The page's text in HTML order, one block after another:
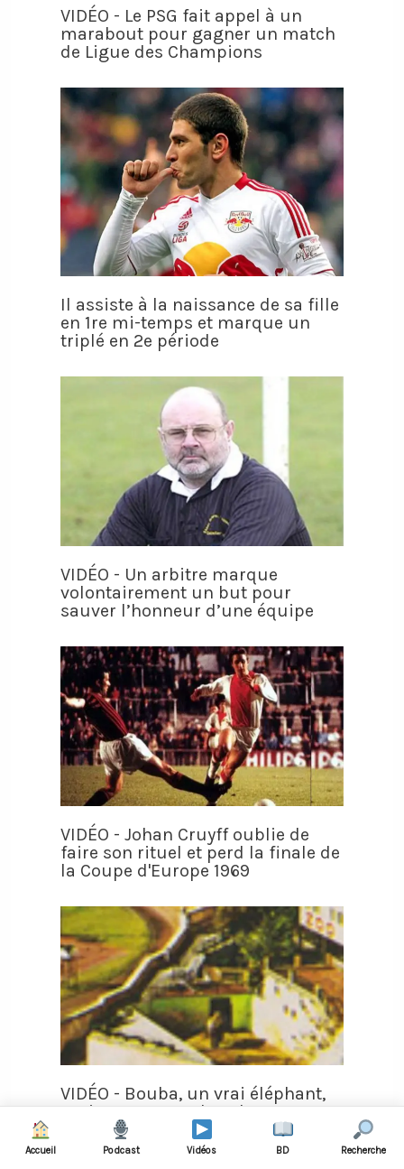
VIDÉO - Le PSG fait appel à un
marabout pour gagner un match
de Ligue des Champions
Il assiste à la naissance de sa fille
en 1re mi-temps et marque un
triplé en 2e période
VIDÉO - Un arbitre marque
volontairement un but pour
sauver l’honneur d’une équipe
VIDÉO - Johan Cruyff oublie de
faire son rituel et perd la finale de
la Coupe d'Europe 1969
VIDÉO - Bouba, un vrai éléphant,
assiste aux matches de Monaco et
devient la mascotte du club
Accueil Podcast Vidéos BD Recherche